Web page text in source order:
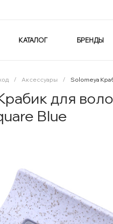
КАТАЛОГ БРЕНДЫ
/ Аксессуары / Solomeya
для
Blue